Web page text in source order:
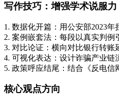
写作技巧：增强学术说服力
1. 数据化开篇：用公安部2023
2. 案例嵌套法：每段以真实判
3. 对比论证：横向对比银行转
4. 可视化表达：设计诈骗产业
5. 政策呼应结尾：结合《反电
核心观点方向